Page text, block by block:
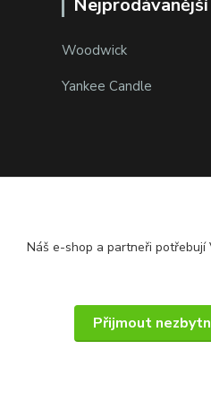
Woodwick
Yankee Candle
Náš e-shop a partneři potřebují
Přijmout